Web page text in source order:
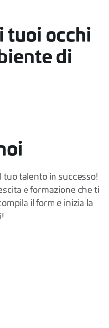
tuoi occhi
di
tuo talento in successo!
e formazione che ti
il form e inizia la